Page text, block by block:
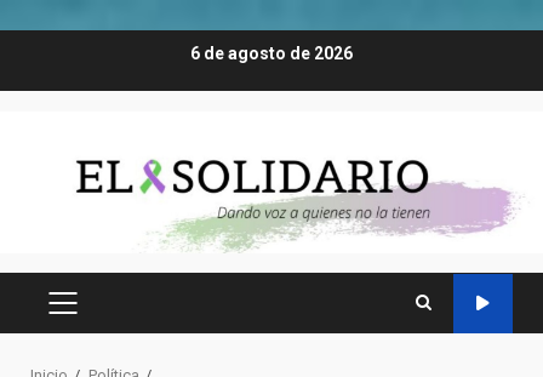
6 de agosto de 2026
MENÚ